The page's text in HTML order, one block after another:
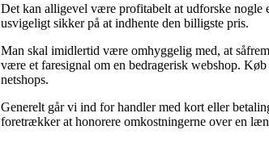
Det kan alligevel være profitabelt at udforske nogle
usvigeligt sikker på at indhente den billigste pris.
Man skal imidlertid være omhyggelig med, at
være et faresignal om en bedragerisk webshop.
netshops.
Generelt går vi ind for handler med kort eller
foretrækker at honorere omkostningerne over en